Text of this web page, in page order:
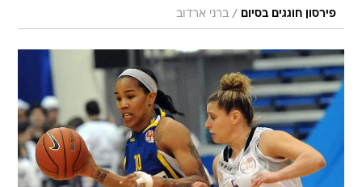
פירסון חוגגים בסיום
/ ברני ארדוב